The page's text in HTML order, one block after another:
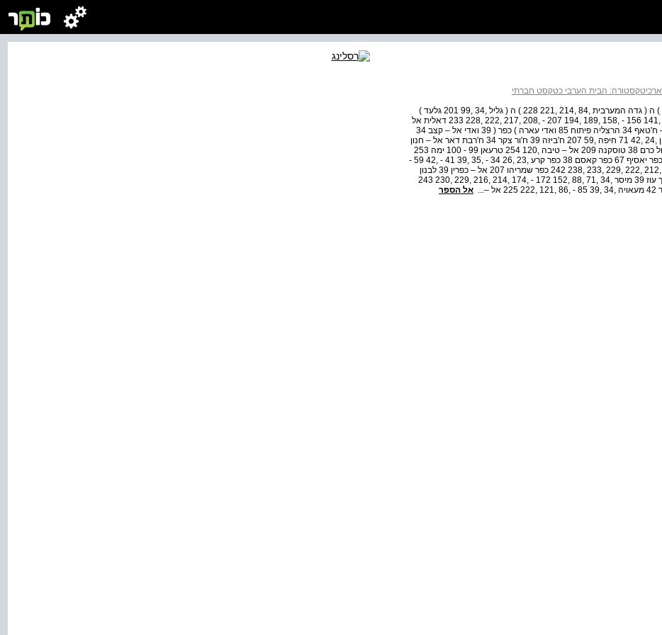
ארכיטקסטורה: הבית הערבי כטקסט חברתי
ארכיטקסטורה 290 גבעת חביבה 222 גבעת ניל"י 39 ) ה ( גדה המערבית ,84 ,214 ,221 228 ) ה ( גליל ,34 ,99 201 גלעד )
אבן יצחק ( 39 ג'נין 38 ג'ת ,34 ,99 128 - ,131 139 - ,141 156 - ,158 ,189 ,194 207 - ,208 ,217 ,222 ,228 233 דאלית אל
– רוחא 254 דיר אל – ע'צון 262 דמשק 206 הרי אל – ח'טאף 34 הרצליה פיתוח 85 ואדי עארה ) כפר ( 39 ואדי אל – קצב 34
זבדה 254 זיכרון יעקב 41 זיתא 25 זלפה ,34 38 חברון ,24 ,42 71 חיפה ,59 207 ח'ביזה 39 ח'ור צקר 34 ח'רבת דאר אל – חנון
34 ח'רבת אל – טוילה ,34 ,78 139 ח'רבת לד 254 טול כרם 38 טוסקנה 209 אל – טיבה ,120 254 טרעאן 99 - 100 ימה 253
יעבד ,42 254 יפן 47 ירדן ,39 42 ירושלים ,207 231 כפר יאסיף 67 כפר קאסם 38 כפר קרע ,23 ,26 34 - ,35 ,39 41 - ,42 59 -
,61 ,73 ,89 ,155 ,183 ,195 ,197 206 - ,207 210 - ,212 ,222 ,229 ,233 ,238 242 כפר שמריהו 207 אל – כפרין 39 לבנון
113 אל – לג'ון 39 מגידו ,39 41 ) ה ( מגרב 206 מדרך עוז 39 מיסר ,34 ,71 ,88 ,152 172 - ,174 ,214 ,216 ,229 ,230 243
אל הספר